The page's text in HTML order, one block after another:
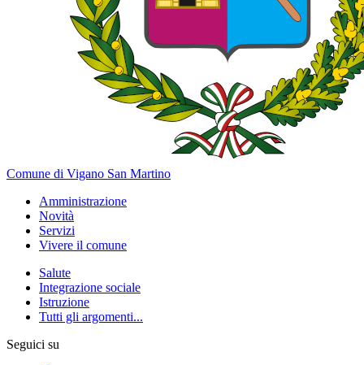
Comune di Vigano San Martino
Amministrazione
Novità
Servizi
Vivere il comune
Salute
Integrazione sociale
Istruzione
Tutti gli argomenti...
Seguici su